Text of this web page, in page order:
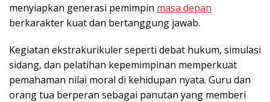
menyiapkan generasi pemimpin masa depan
berkarakter kuat dan bertanggung jawab.
Kegiatan ekstrakurikuler seperti debat hukum, simulasi
sidang, dan pelatihan kepemimpinan memperkuat
pemahaman nilai moral di kehidupan nyata. Guru dan
orang tua berperan sebagai panutan yang memberi